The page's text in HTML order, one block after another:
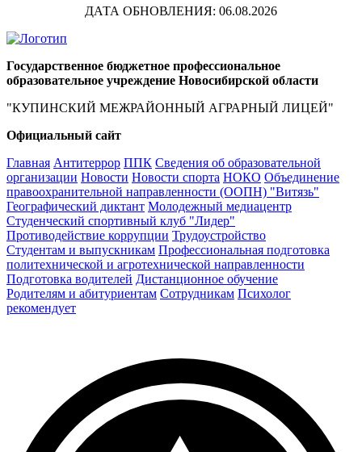
ДАТА ОБНОВЛЕНИЯ: 06.08.2026
Государственное бюджетное профессиональное
образовательное учреждение Новосибирской области
"КУПИНСКИЙ МЕЖРАЙОННЫЙ АГРАРНЫЙ ЛИЦЕЙ"
Официальный сайт
Главная Антитеррор ППК Сведения об образовательной
организации Новости Новости спорта НОКО Объединение
правоохранительной направленности (ООПН) "Витязь"
Географический диктант Молодежный медиацентр
Студенческий спортивный клуб "Лидер"
Противодействие коррупции Трудоустройство
Студентам и выпускникам Профессиональная подготовка
политехнической и агротехнической направленности
Подготовка водителей Дистанционное обучение
Родителям и абитуриентам Сотрудникам Психолог
рекомендует